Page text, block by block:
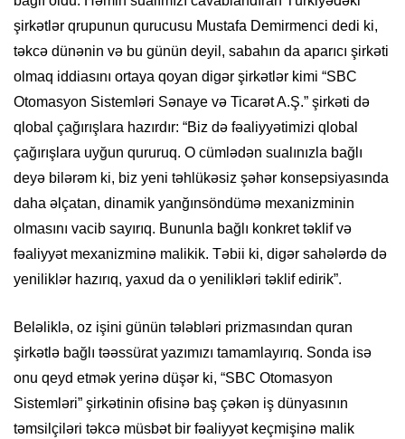
şirkətlər qrupunun qurucusu Mustafa Demirmenci dedi ki,
təkcə dünənin və bu günün deyil, sabahın da aparıcı şirkəti
olmaq iddiasını ortaya qoyan digər şirkətlər kimi “SBC
Otomasyon Sistemləri Sənaye və Ticarət A.Ş.” şirkəti də
qlobal çağırışlara hazırdır: “Biz də fəaliyyətimizi qlobal
çağırışlara uyğun qururuq. O cümlədən sualınızla bağlı
deyə bilərəm ki, biz yeni təhlükəsiz şəhər konsepsiyasında
daha əlçatan, dinamik yanğınsöndümə mexanizminin
olmasını vacib sayırıq. Bununla bağlı konkret təklif və
fəaliyyət mexanizminə malikik. Təbii ki, digər sahələrdə də
yeniliklər hazırıq, yaxud da o yenilikləri təklif edirik”.
Beləliklə, oz işini günün tələbləri prizmasından quran
şirkətlə bağlı təəssürat yazımızı tamamlayırıq. Sonda isə
onu qeyd etmək yerinə düşər ki, “SBC Otomasyon
Sistemləri” şirkətinin ofisinə baş çəkən iş dünyasının
təmsilçiləri təkcə müsbət bir fəaliyyət keçmişinə malik